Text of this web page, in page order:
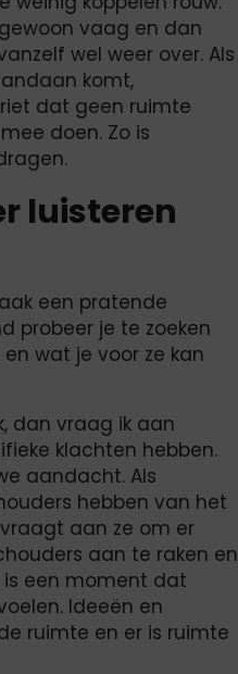
vaag en dan
wel weer over. Als
komt,
dat geen ruimte
doen. Zo is
luisteren
een pratende
probeer je te zoeken
wat je voor ze kan
dan vraag ik aan
klachten hebben.
aandacht. Als
hebben van het
aan ze om er
aan te raken en
een moment dat
Ideeën en
ruimte en er is ruimte